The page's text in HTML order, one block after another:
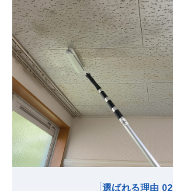
選ばれる理由 02